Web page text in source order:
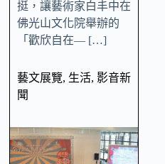
挺，讓藝術家白丰中在
佛光山文化院舉辦的
「歡欣自在— […]
藝文展覽, 生活, 影音新
聞